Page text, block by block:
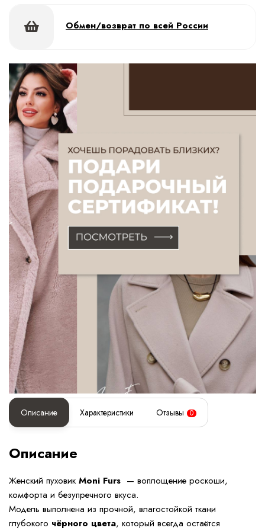
Обмен/возврат по всей России
Описание Характеристики Отзывы 0
Описание
Женский пуховик Moni Furs — воплощение роскоши,
комфорта и безупречного вкуса.
Модель выполнена из прочной, влагостойкой ткани
глубокого чёрного цвета, который всегда остаётся